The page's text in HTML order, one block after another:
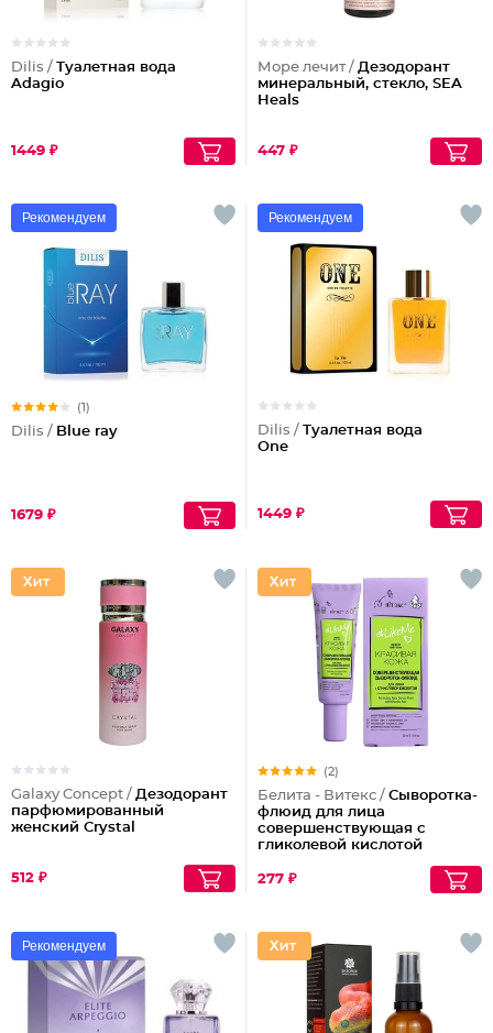
Dilis / Туалетная вода
Adagio
1449 ₽
Море лечит / Дезодорант
минеральный, стекло, SEA
Heals
447 ₽
Рекомендуем
(1)
Dilis / Blue ray
1679 ₽
Рекомендуем
Dilis / Туалетная вода
One
1449 ₽
Galaxy Concept / Дезодорант
парфюмированный
женский Crystal
512 ₽
(2)
Белита - Витекс / Сыворотка-
флюид для лица
совершенствующая с
гликолевой кислотой
277 ₽
Рекомендуем